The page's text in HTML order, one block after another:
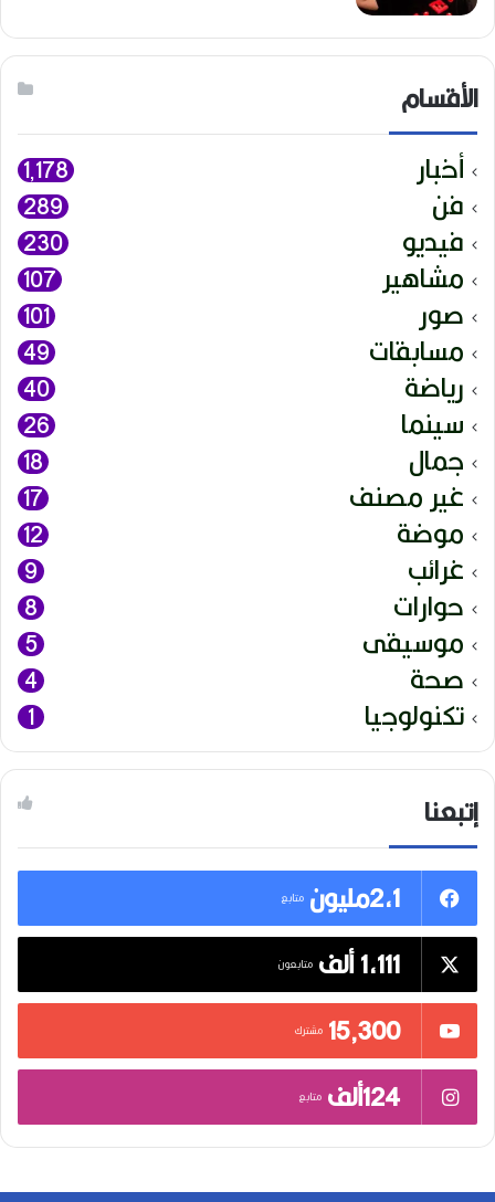
الأقسام
أخبار 1٬178
فن 289
فيديو 230
مشاهير 107
صور 101
مسابقات 49
رياضة 40
سينما 26
جمال 18
غير مصنف 17
موضة 12
غرائب 9
حوارات 8
موسيقى 5
صحة 4
تكنولوجيا 1
إتبعنا
2,1مليون
متابع
1,111 ألف متابعون
15٬300 مشترك
124ألف متابع